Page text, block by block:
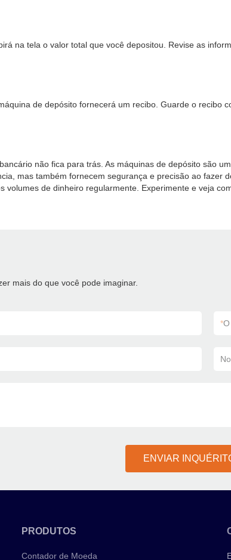
na tela o valor total que você depositou. Revise as
de depósito fornecerá um recibo. Guarde o recibo
não fica para trás. As máquinas de depósito são
mas também fornecem segurança e precisão ao
volumes de dinheiro regularmente. Experimente e veja
mais do que você pode imaginar.
*
ENVIAR
PRODUTOS
Contador de Moeda